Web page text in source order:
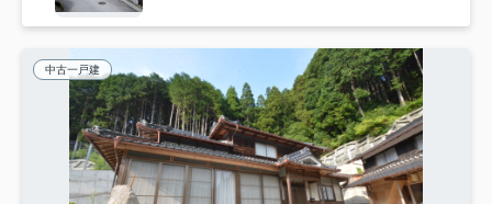
中古一戸建